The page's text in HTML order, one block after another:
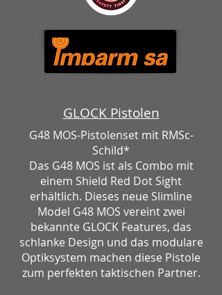
GLOCK Pistolen
G48 MOS-Pistolenset mit RMSc-
Schild*
Das G48 MOS ist als Combo mit
einem Shield Red Dot Sight
erhältlich. Dieses neue Slimline
Model G48 MOS vereint zwei
bekannte GLOCK Features, das
schlanke Design und das modulare
Optiksystem machen diese Pistole
zum perfekten taktischen Partner.